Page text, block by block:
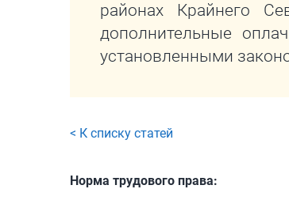
районах Крайнего
дополнительные
установленными
< К списку статей
Норма трудового права: